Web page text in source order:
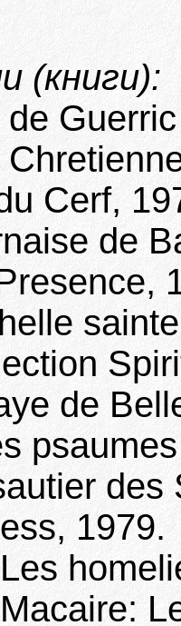
(книги):
Cerf,
de
de
des
1979.
Les
Macaire: